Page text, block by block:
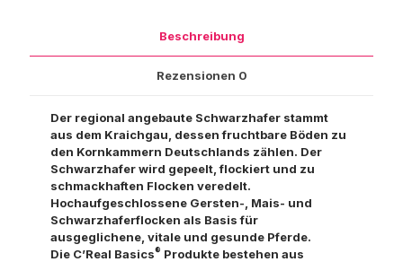
Beschreibung
Rezensionen 0
Der regional angebaute Schwarzhafer stammt
aus dem Kraichgau, dessen fruchtbare Böden zu
den Kornkammern Deutschlands zählen. Der
Schwarzhafer wird gepeelt, flockiert und zu
schmackhaften Flocken veredelt.
Hochaufgeschlossene Gersten-, Mais- und
Schwarzhaferflocken als Basis für
ausgeglichene, vitale und gesunde Pferde.
Die C’Real Basics® Produkte bestehen aus